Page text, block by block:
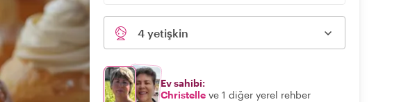
4 yetişkin
Ev sahibi:
Christelle ve 1 diğer yerel rehber